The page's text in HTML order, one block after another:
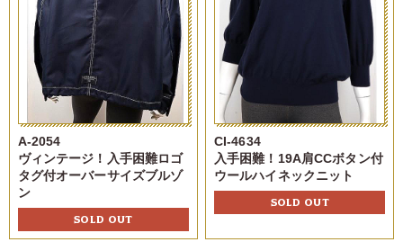
A-2054
ヴィンテージ！入手困難ロゴ
タグ付オーバーサイズブルゾ
ン
SOLD OUT
CI-4634
入手困難！19A肩CCボタン付
ウールハイネックニット
SOLD OUT